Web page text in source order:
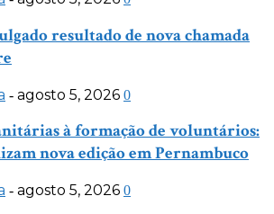
resultado de nova chamada
- agosto 5, 2026 0
à formação de voluntários:
nova edição em Pernambuco
- agosto 5, 2026 0